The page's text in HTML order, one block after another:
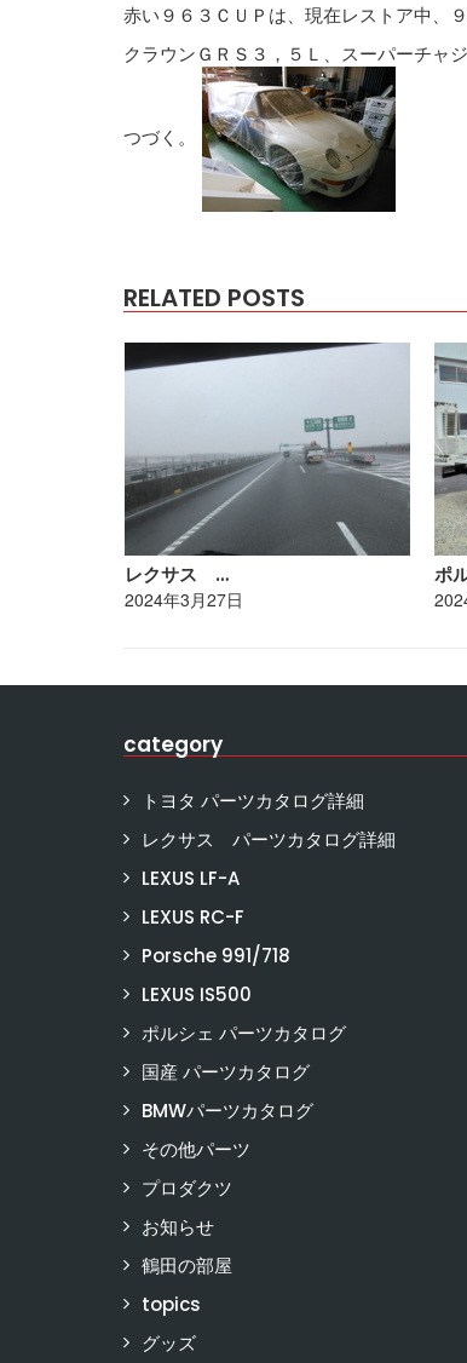
赤い９６３ＣＵＰは、現在レストア中、
クラウンＧＲＳ３，５Ｌ、スーパーチャ
つづく。
RELATED POSTS
レクサス …
2024年3月27日
ポ
category
トヨタ パーツカタログ詳細
レクサス パーツカタログ詳細
LEXUS LF-A
LEXUS RC-F
Porsche 991/718
LEXUS IS500
ポルシェ パーツカタログ
国産 パーツカタログ
BMWパーツカタログ
その他パーツ
プロダクツ
お知らせ
鶴田の部屋
topics
グッズ